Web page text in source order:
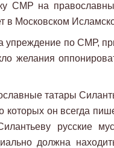
СМР на
в Московском
упреждение по СМР,
желания
татары
которых он всегда
русские
должна